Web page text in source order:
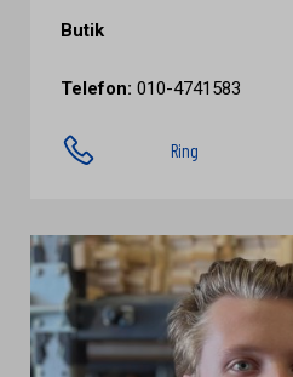
Butik
Telefon: 010-4741583
Ring